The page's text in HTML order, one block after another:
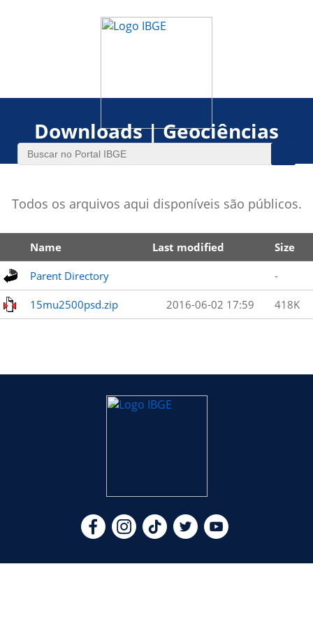
Downloads | Geociências
Todos os arquivos aqui disponíveis são públicos.
Name Last modified Size
Parent Directory -
15mu2500psd.zip 2016-06-02 17:59 418K